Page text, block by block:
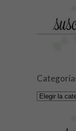
Categorías